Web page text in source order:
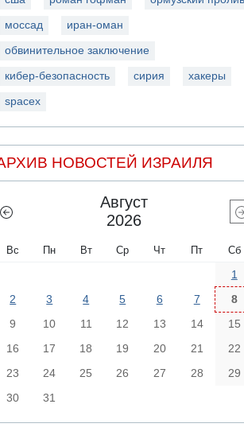
моссад иран-оман
обвинительное заключение
кибер-безопасность сирия хакеры
spacex
НОВОСТЕЙ ИЗРАИЛЯ
Август
2026
Вс Пн Вт Ср Чт Пт Сб
1
2
3 4 5 6 7
8
9
10 11 12 13 14
15
16
17 18 19 20 21
22
23
24 25 26 27 28
29
30
31